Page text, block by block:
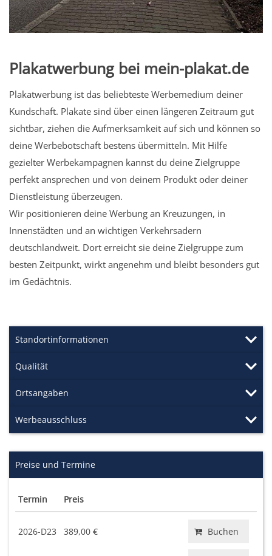
Plakatwerbung bei mein-plakat.de
Plakatwerbung ist das beliebteste Werbemedium deiner
Kundschaft. Plakate sind über einen längeren Zeitraum gut
sichtbar, ziehen die Aufmerksamkeit auf sich und können so
deine Werbebotschaft bestens übermitteln. Mit Hilfe
gezielter Werbekampagnen kannst du deine Zielgruppe
perfekt ansprechen und von deinem Produkt oder deiner
Dienstleistung überzeugen.
Wir positionieren deine Werbung an Kreuzungen, in
Innenstädten und an wichtigen Verkehrsadern
deutschlandweit. Dort erreicht sie deine Zielgruppe zum
besten Zeitpunkt, wirkt angenehm und bleibt besonders gut
im Gedächtnis.
Standortinformationen
Qualität
Ortsangaben
Werbeausschluss
Preise und Termine
Termin Preis
2026-D23 389,00 € Buchen